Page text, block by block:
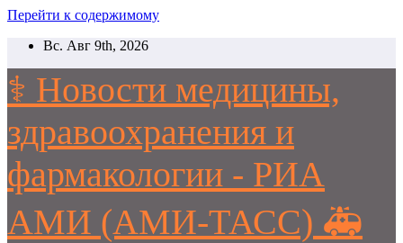
Перейти к содержимому
Вс. Авг 9th, 2026
⚕️ Новости медицины,
здравоохранения и
фармакологии - РИА
АМИ (АМИ-ТАСС) 🚑